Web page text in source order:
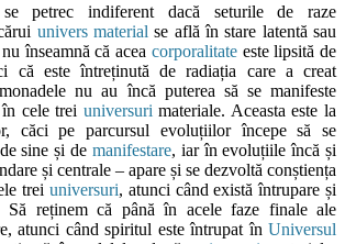
se petrec indiferent dacă seturile de raze
univers material se află în stare latentă sau
înseamnă că acea corporalitateeste lipsită de
că este întreținută de radiația care a creat
nu au încă puterea să se manifeste
cele trei universuri materiale. Aceasta este la
căci pe parcursul evoluțiilor începe să se
sine și de manifestare, iar în evoluțiile încă și
și centrale – apare și se dezvoltă conștiența
trei universuri, atunci când există întrupare și
Să reținem că până în acele faze finale ale
atunci când spiritul este întrupat în Universul